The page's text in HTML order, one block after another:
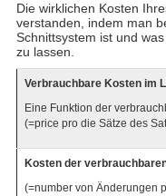
Die wirklichen Kosten
verstanden, indem man
Schnittsystem ist und
zu lassen.
Verbrauchbare Kosten im
Eine Funktion der
(=price pro die Sätze des
Kosten der
(=number von Änderungen